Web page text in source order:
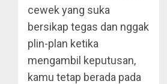
cewek yang suka
bersikap tegas dan nggak
plin-plan ketika
mengambil keputusan,
kamu tetap berada pada